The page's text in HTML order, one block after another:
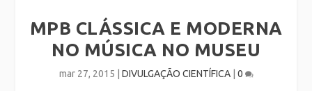
MPB CLÁSSICA E MODERNA
NO MÚSICA NO MUSEU
mar 27, 2015 DIVULGAÇÃO CIENTÍFICA| 0